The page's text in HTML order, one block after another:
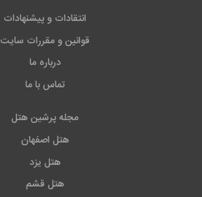
انتقادات و پیشنهادات
قوانین و مقررات سایت
درباره ما
تماس با ما
مجله پرشین هتل
هتل اصفهان
هتل یزد
هتل قشم